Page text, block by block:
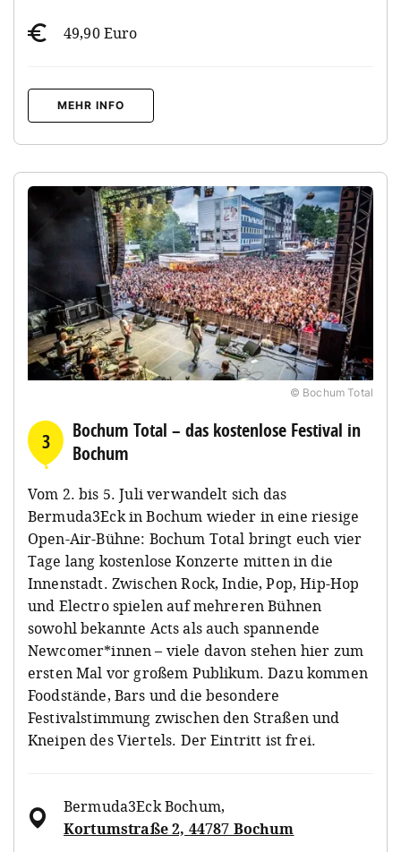
49,90 Euro
MEHR INFO
© Bochum Total
3
Bochum Total – das kostenlose Festival in
Bochum
Vom 2. bis 5. Juli verwandelt sich das
Bermuda3Eck in Bochum wieder in eine riesige
Open-Air-Bühne: Bochum Total bringt euch vier
Tage lang kostenlose Konzerte mitten in die
Innenstadt. Zwischen Rock, Indie, Pop, Hip-Hop
und Electro spielen auf mehreren Bühnen
sowohl bekannte Acts als auch spannende
Newcomer*innen – viele davon stehen hier zum
ersten Mal vor großem Publikum. Dazu kommen
Foodstände, Bars und die besondere
Festivalstimmung zwischen den Straßen und
Kneipen des Viertels. Der Eintritt ist frei.
Bermuda3Eck Bochum,
Kortumstraße 2, 44787 Bochum